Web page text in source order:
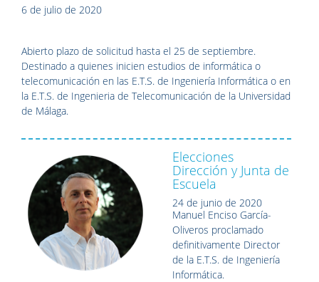
6 de julio de 2020
Abierto plazo de solicitud hasta el 25 de septiembre.
Destinado a quienes inicien estudios de informática o
telecomunicación en las E.T.S. de Ingeniería Informática o en
la E.T.S. de Ingenieria de Telecomunicación de la Universidad
de Málaga.
Elecciones
Dirección y Junta de
Escuela
24 de junio de 2020
Manuel Enciso García-
Oliveros proclamado
definitivamente Director
de la E.T.S. de Ingeniería
Informática.